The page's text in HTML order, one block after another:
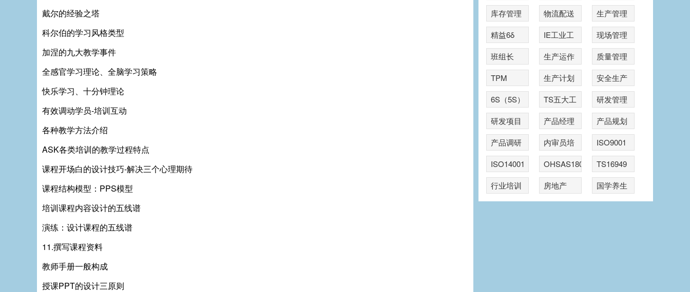
戴尔的经验之塔
科尔伯的学习风格类型
加涅的九大教学事件
全感官学习理论、全脑学习策略
快乐学习、十分钟理论
有效调动学员-培训互动
各种教学方法介绍
ASK各类培训的教学过程特点
课程开场白的设计技巧-解决三个心理期待
课程结构模型：PPS模型
培训课程内容设计的五线谱
演练：设计课程的五线谱
11.撰写课程资料
教师手册一般构成
授课PPT的设计三原则
理
理
库存管理 物流配送
生产管理
精益6δ
IE工业工
程
现场管理
班组长
生产运作
质量管理
TPM
生产计划
安全生产
6S（5S）
TS五大工
具
研发管理
研发项目
管理
产品经理
产品规划
产品调研
内审员培
训
ISO9001
ISO14001
OHSAS18001
TS16949
行业培训
房地产 国学养生